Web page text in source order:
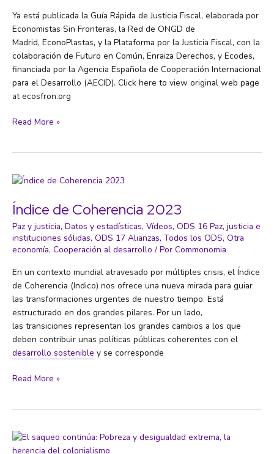
Ya está publicada la Guía Rápida de Justicia Fiscal, elaborada por
Economistas Sin Fronteras, la Red de ONGD de
Madrid, EconoPlastas, y la Plataforma por la Justicia Fiscal, con la
colaboración de Futuro en Común, Enraiza Derechos, y Ecodes,
financiada por la Agencia Española de Cooperación Internacional
para el Desarrollo (AECID). Click here to view original web page
at ecosfron.org
Guía
Fiscal:
Poder
Ciudadano
para
Entender
y
Transformar
la
Sociedad
Read More »
Índice de Coherencia 2023
Paz y justicia, Datos y estadísticas, Vídeos, ODS 16 Paz, justicia e
instituciones sólidas, ODS 17 Alianzas, Todos los ODS, Otra
economía, Cooperación al desarrollo / Por Commonomia
En un contexto mundial atravesado por múltiples crisis, el Índice
de Coherencia (Indico) nos ofrece una nueva mirada para guiar
las transformaciones urgentes de nuestro tiempo. Está
estructurado en dos grandes pilares. Por un lado,
las transiciones representan los grandes cambios a los que
deben contribuir unas políticas públicas coherentes con el
desarrollo sostenible y se corresponde
Índice
Read More »